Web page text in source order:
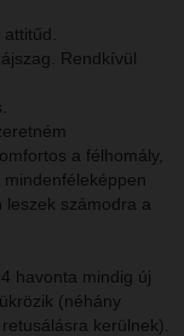
Rendkívül
a félhomály,
leszek számodra a
havonta mindig új
(néhány
kerülnek).